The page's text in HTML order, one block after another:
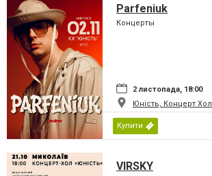
Parfeniuk
Концерты
2 листопада, 18:00
Юність, Концерт Хол
Купити
VIRSKY